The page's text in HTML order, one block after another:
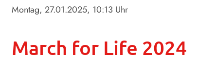
Montag, 27.01.2025, 10:13 Uhr
March for Life 2024